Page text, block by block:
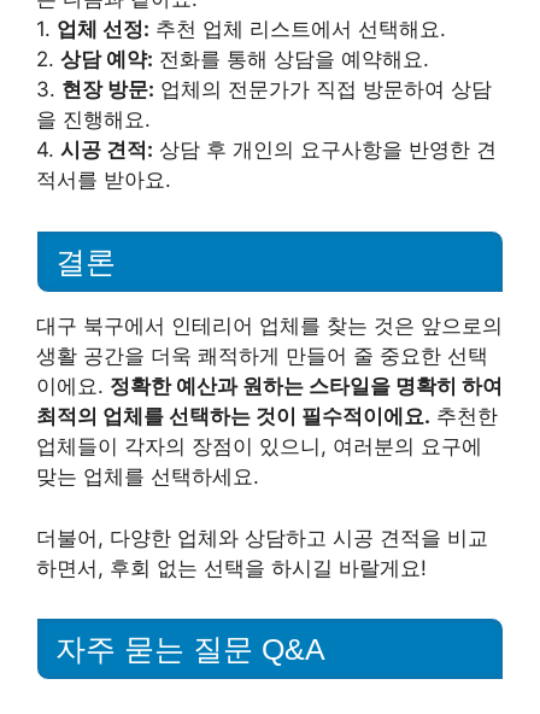
1. 업체 선정: 추천 업체 리스트에서 선택해요.
2. 상담 예약: 전화를 통해 상담을 예약해요.
3. 현장 방문: 업체의 전문가가 직접 방문하여 상담
을 진행해요.
4. 시공 견적: 상담 후 개인의 요구사항을 반영한 견
적서를 받아요.
결론
대구 북구에서 인테리어 업체를 찾는 것은 앞으로의
생활 공간을 더욱 쾌적하게 만들어 줄 중요한 선택
이에요. 정확한 예산과 원하는 스타일을 명확히 하여
최적의 업체를 선택하는 것이 필수적이에요. 추천한
업체들이 각자의 장점이 있으니, 여러분의 요구에
맞는 업체를 선택하세요.
더불어, 다양한 업체와 상담하고 시공 견적을 비교
하면서, 후회 없는 선택을 하시길 바랄게요!
자주 묻는 질문 Q&A